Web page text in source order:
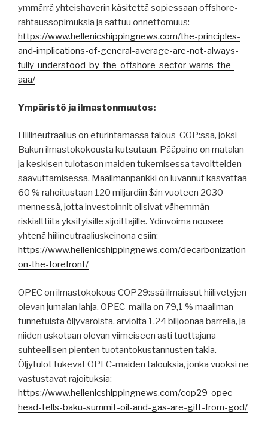
ymmärrä yhteishaverin käsitettä sopiessaan offshore-
rahtaussopimuksia ja sattuu onnettomuus:
https://www.hellenicshippingnews.com/the-principles-
and-implications-of-general-average-are-not-always-
fully-understood-by-the-offshore-sector-warns-the-
aaa/
Ympäristö ja ilmastonmuutos:
Hiilineutraalius on eturintamassa talous-COP:ssa, joksi
Bakun ilmastokokousta kutsutaan. Pääpaino on matalan
ja keskisen tulotason maiden tukemisessa tavoitteiden
saavuttamisessa. Maailmanpankki on luvannut kasvattaa
60 % rahoitustaan 120 miljardiin $:in vuoteen 2030
mennessä, jotta investoinnit olisivat vähemmän
riskialttiita yksityisille sijoittajille. Ydinvoima nousee
yhtenä hiilineutraaliuskeinona esiin:
https://www.hellenicshippingnews.com/decarbonization-
on-the-forefront/
OPEC on ilmastokokous COP29:ssä ilmaissut hiilivetyjen
olevan jumalan lahja. OPEC-mailla on 79,1 % maailman
tunnetuista öljyvaroista, arviolta 1,24 biljoonaa barrelia, ja
niiden uskotaan olevan viimeiseen asti tuottajana
suhteellisen pienten tuotantokustannusten takia.
Öljytulot tukevat OPEC-maiden talouksia, jonka vuoksi ne
vastustavat rajoituksia:
https://www.hellenicshippingnews.com/cop29-opec-
head-tells-baku-summit-oil-and-gas-are-gift-from-god/